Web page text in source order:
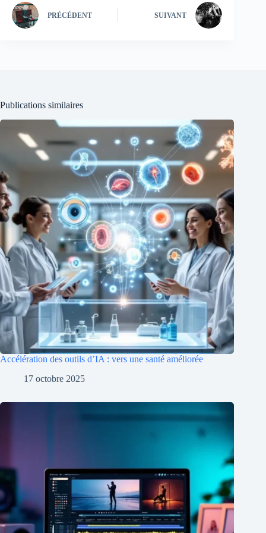
PRÉCÉDENT SUIVANT
Publications similaires
Accélération des outils d’IA : vers une santé améliorée
17 octobre 2025